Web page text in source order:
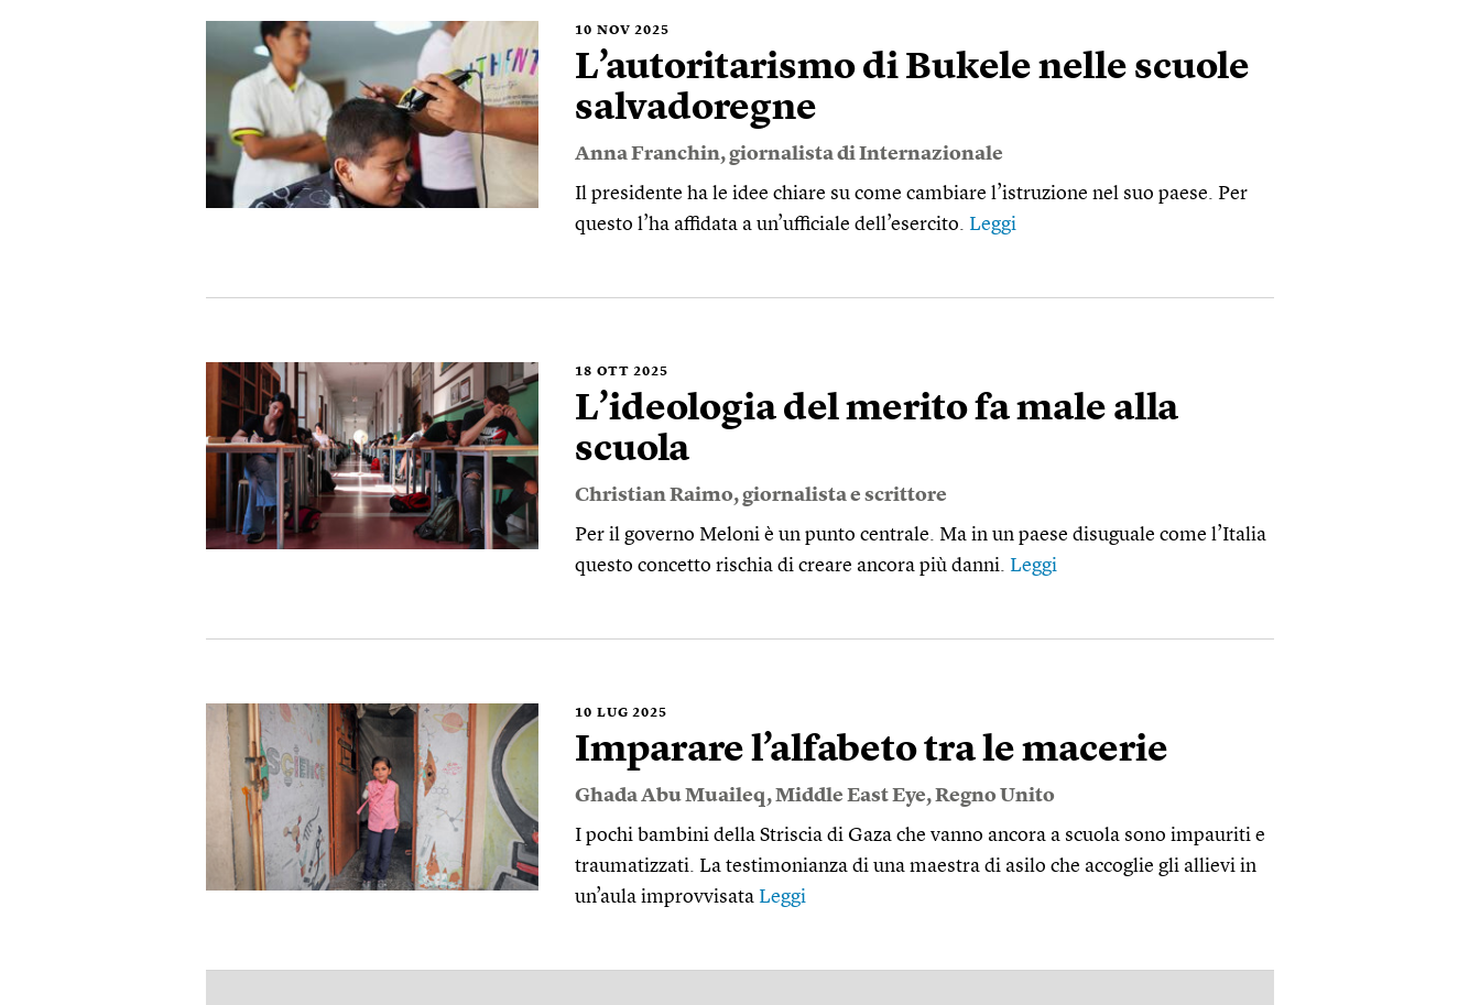
10 NOV 2025
L’autoritarismo di Bukele nelle scuole
salvadoregne
Anna Franchin, giornalista di Internazionale
Il presidente ha le idee chiare su come cambiare l’istruzione nel suo paese. Per
questo l’ha affidata a un’ufficiale dell’esercito. Leggi
18 OTT 2025
L’ideologia del merito fa male alla
scuola
Christian Raimo, giornalista e scrittore
Per il governo Meloni è un punto centrale. Ma in un paese disuguale come l’Italia
questo concetto rischia di creare ancora più danni. Leggi
10 LUG 2025
Imparare l’alfabeto tra le macerie
Ghada Abu Muaileq,Middle East Eye,Regno Unito
I pochi bambini della Striscia di Gaza che vanno ancora a scuola sono impauriti e
traumatizzati. La testimonianza di una maestra di asilo che accoglie gli allievi in
un’aula improvvisata Leggi